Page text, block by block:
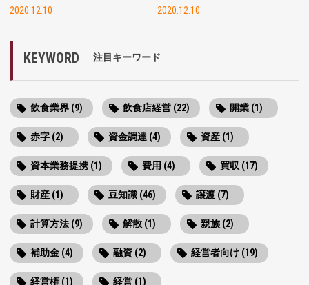
2020.12.10
2020.12.10
KEYWORD 注目キーワード
飲食業界 (9) 飲食店経営 (22) 開業 (1)
赤字 (2) 資金調達 (4) 資産 (1)
資本業務提携 (1) 費用 (4) 買収 (17)
財産 (1) 豆知識 (46) 譲渡 (7)
計算方法 (9) 解散 (1) 親族 (2)
補助金 (4) 融資 (2) 経営者向け (19)
経営権 (1) 経営 (1)